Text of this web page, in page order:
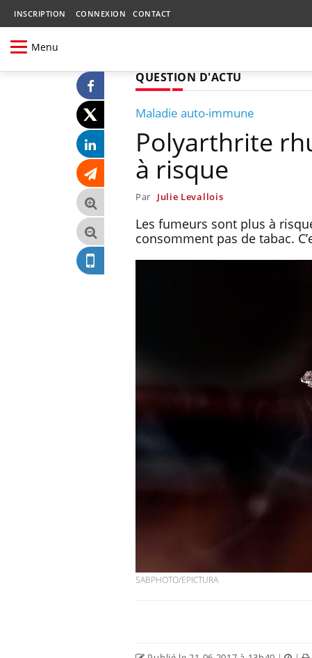
INSCRIPTION CONNEXION CONTACT
Menu
QUESTION D'ACTU
Maladie auto-immune
Polyarthrite
à risque
Par Julie Levallois
Les fumeurs sont plus à
consomment pas de tabac.
SABPHOTO/EPICTURA